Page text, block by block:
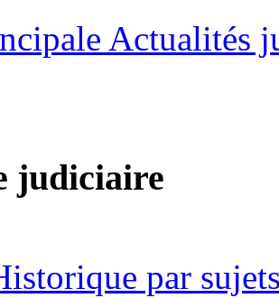
Actualités
judiciaire
par